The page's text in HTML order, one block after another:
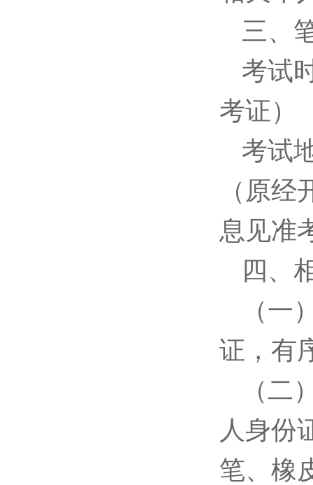
三、
考试
考证）
考试
（原
息见准
四、
（一
证，有
（二
人身份
笔、橡